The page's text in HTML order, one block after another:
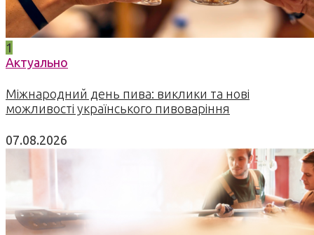
1
Актуально
Міжнародний день пива: виклики та нові
можливості українського пивоваріння
07.08.2026